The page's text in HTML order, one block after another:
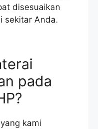
disesuaikan
sekitar Anda.
pada
kami